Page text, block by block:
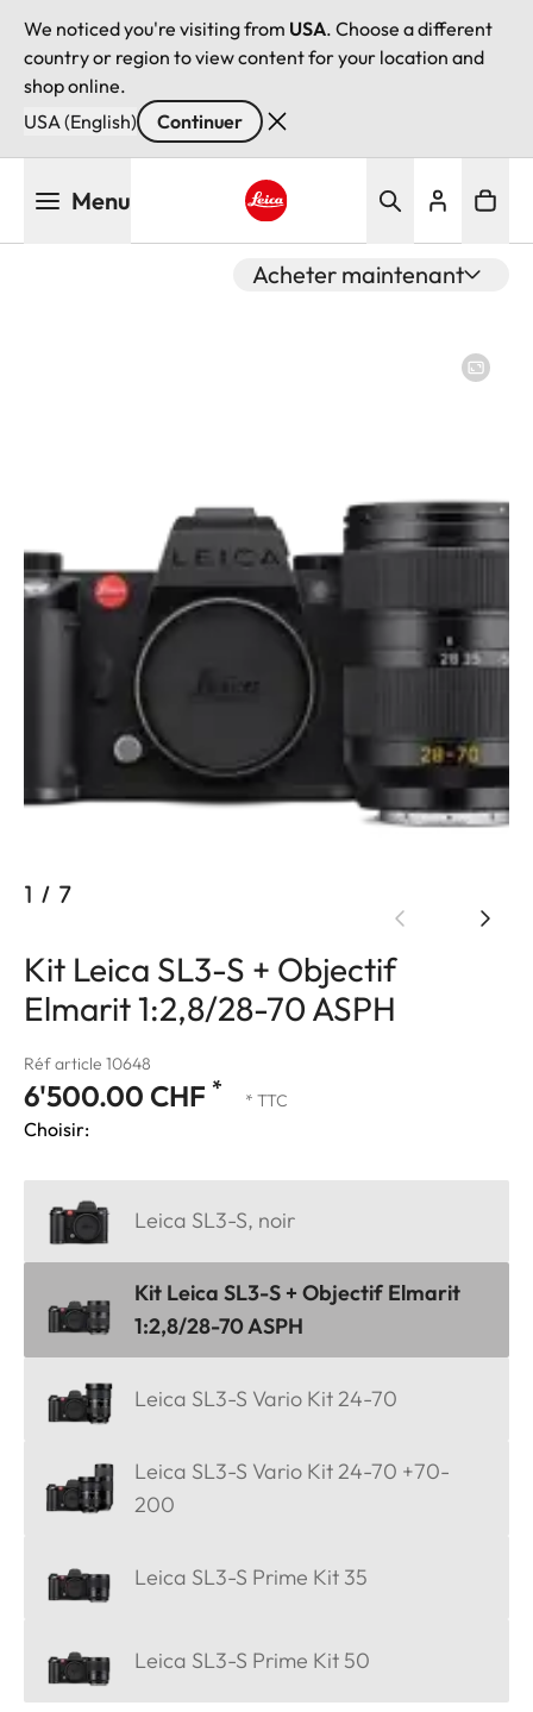
We noticed you're visiting from USA. Choose a different
country or region to view content for your location and
shop online.
USA (English)
Continuer
Menu
Acheter maintenant
1 / 7
Kit Leica SL3-S + Objectif
Elmarit 1:2,8/28-70 ASPH
Réf article 10648
6'500.00 CHF * * TTC
Choisir:
Leica SL3-S, noir
Kit Leica SL3-S + Objectif Elmarit
1:2,8/28-70 ASPH
Leica SL3-S Vario Kit 24-70
Leica SL3-S Vario Kit 24-70 +70-
200
Leica SL3-S Prime Kit 35
Leica SL3-S Prime Kit 50